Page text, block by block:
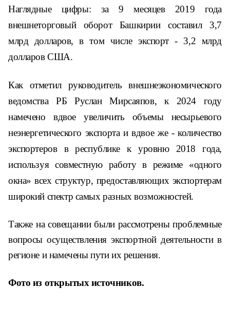
Наглядные цифры: за 9 месяцев 2019 года
внешнеторговый оборот Башкирии составил 3,7
млрд долларов, в том числе экспорт - 3,2 млрд
долларов США.
Как отметилруководитель внешнеэкономического
ведомстваРБ Руслан Мирсаяпов, к 2024 году
намечено вдвое увеличить объемы несырьевого
неэнергетического экспорта и вдвое же -количество
экспортеров в республике к уровню 2018 года,
используясовместнуюработув режиме «одного
окна» всех структур, предоставляющих экспортерам
широкий спектр самых разных возможностей.
Также на совещании были рассмотрены проблемные
вопросы осуществления экспортной деятельности в
регионе и намечены пути их решения.
Фото из открытых источников.